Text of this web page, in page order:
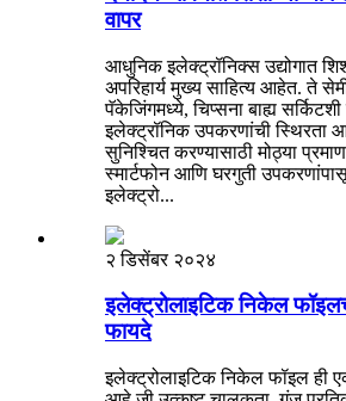
वापर
आधुनिक इलेक्ट्रॉनिक्स उद्योगात
अपरिहार्य मुख्य साहित्य आहेत. ते
पॅकेजिंगमध्ये, चिप्सना बाह्य
इलेक्ट्रॉनिक उपकरणांची स्थिरता
सुनिश्चित करण्यासाठी मोठ्या
स्मार्टफोन आणि घरगुती
इलेक्ट्रो...
२ डिसेंबर २०२४
इलेक्ट्रोलाइटिक निकेल
फायदे
इलेक्ट्रोलाइटिक निकेल फॉइल ही एक